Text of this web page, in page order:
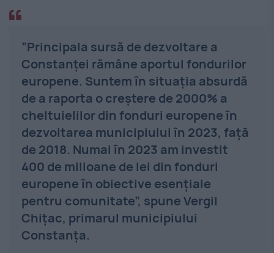
”Principala sursă de dezvoltare a
Constanței rămâne aportul fondurilor
europene. Suntem în situația absurdă
de a raporta o creștere de 2000% a
cheltuielilor din fonduri europene în
dezvoltarea municipiului în 2023, față
de 2018. Numai în 2023 am investit
400 de milioane de lei din fonduri
europene în obiective esențiale
pentru comunitate”, spune Vergil
Chițac, primarul municipiului
Constanța.